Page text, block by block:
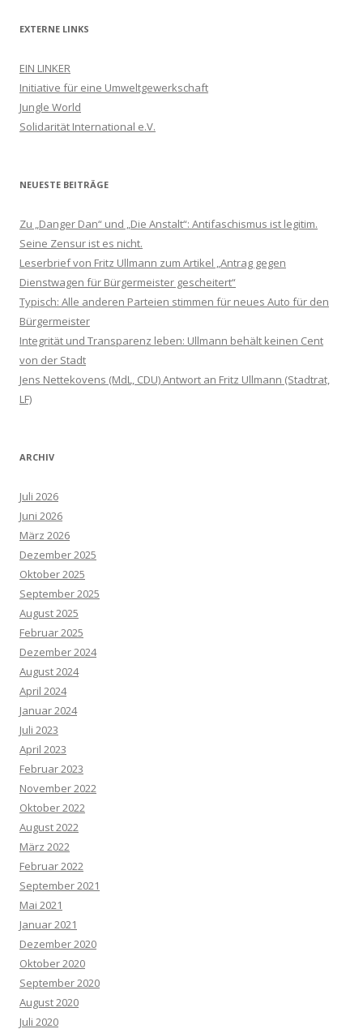
EXTERNE LINKS
EIN LINKER
Initiative für eine Umweltgewerkschaft
Jungle World
Solidarität International e.V.
NEUESTE BEITRÄGE
Zu „Danger Dan“ und „Die Anstalt“: Antifaschismus ist legitim.
Seine Zensur ist es nicht.
Leserbrief von Fritz Ullmann zum Artikel „Antrag gegen
Dienstwagen für Bürgermeister gescheitert“
Typisch: Alle anderen Parteien stimmen für neues Auto für den
Bürgermeister
Integrität und Transparenz leben: Ullmann behält keinen Cent
von der Stadt
Jens Nettekovens (MdL, CDU) Antwort an Fritz Ullmann (Stadtrat,
LF)
ARCHIV
Juli 2026
Juni 2026
März 2026
Dezember 2025
Oktober 2025
September 2025
August 2025
Februar 2025
Dezember 2024
August 2024
April 2024
Januar 2024
Juli 2023
April 2023
Februar 2023
November 2022
Oktober 2022
August 2022
März 2022
Februar 2022
September 2021
Mai 2021
Januar 2021
Dezember 2020
Oktober 2020
September 2020
August 2020
Juli 2020